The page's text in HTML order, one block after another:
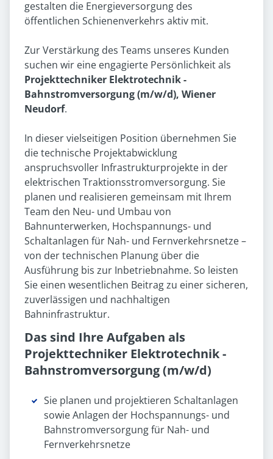
gestalten die Energieversorgung des
öffentlichen Schienenverkehrs aktiv mit.
Zur Verstärkung des Teams unseres Kunden
suchen wir eine engagierte Persönlichkeit als
Projekttechniker Elektrotechnik -
Bahnstromversorgung (m/w/d), Wiener
Neudorf.
In dieser vielseitigen Position übernehmen Sie
die technische Projektabwicklung
anspruchsvoller Infrastrukturprojekte in der
elektrischen Traktionsstromversorgung. Sie
planen und realisieren gemeinsam mit Ihrem
Team den Neu- und Umbau von
Bahnunterwerken, Hochspannungs- und
Schaltanlagen für Nah- und Fernverkehrsnetze –
von der technischen Planung über die
Ausführung bis zur Inbetriebnahme. So leisten
Sie einen wesentlichen Beitrag zu einer sicheren,
zuverlässigen und nachhaltigen
Bahninfrastruktur.
Das sind Ihre Aufgaben als
Projekttechniker Elektrotechnik -
Bahnstromversorgung (m/w/d)
Sie planen und projektieren Schaltanlagen
sowie Anlagen der Hochspannungs- und
Bahnstromversorgung für Nah- und
Fernverkehrsnetze